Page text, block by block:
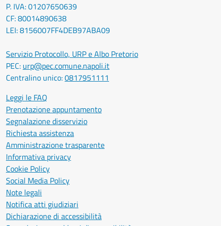
P. IVA: 01207650639
CF: 80014890638
LEI: 8156007FF4DEB97ABA09
Servizio Protocollo, URP e Albo Pretorio
PEC: urp@pec.comune.napoli.it
Centralino unico:0817951111
Leggi le FAQ
Prenotazione appuntamento
Segnalazione disservizio
Richiesta assistenza
Amministrazione trasparente
Informativa privacy
Cookie Policy
Social Media Policy
Note legali
Notifica atti giudiziari
Dichiarazione di accessibilità